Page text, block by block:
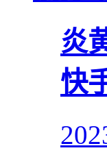
炎
快